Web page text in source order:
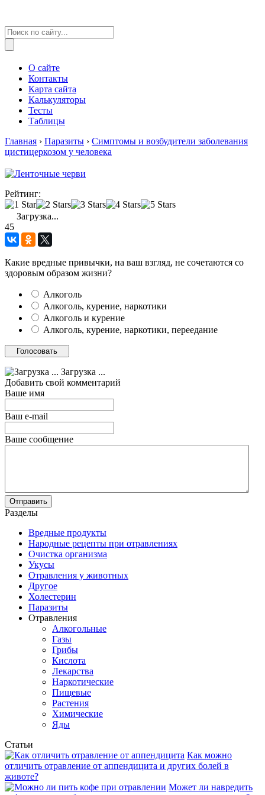
О сайте
Контакты
Карта сайта
Калькуляторы
Тесты
Таблицы
Главная › Паразиты › Симптомы и возбудители заболевания
цистицеркозом у человека
Рейтинг:
Загрузка...
45
Какие вредные привычки, на ваш взгляд, не сочетаются со
здоровым образом жизни?
Алкоголь
Алкоголь, курение, наркотики
Алкоголь и курение
Алкоголь, курение, наркотики, переедание
Загрузка ...
Добавить свой комментарий
Ваше имя
Ваш e-mail
Ваше сообщение
Разделы
Вредные продукты
Народные рецепты при отравлениях
Очистка организма
Укусы
Отравления у животных
Другое
Холестерин
Паразиты
Отравления
Алкогольные
Газы
Грибы
Кислота
Лекарства
Наркотические
Пищевые
Растения
Химические
Яды
Статьи
Как можно
отличить отравление от аппендицита и других болей в
животе?
Может ли навредить